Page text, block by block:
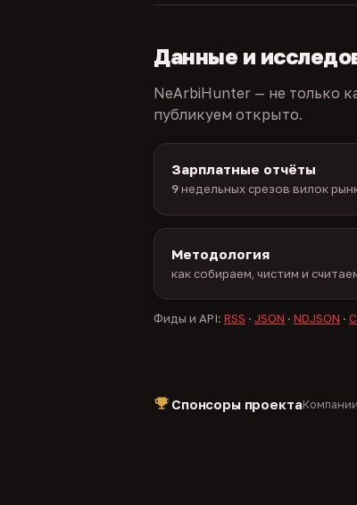
Данные и
NeArbiHunter — не только
публикуем открыто.
Зарплатные отчёты
9недельных срезов вилок
Методология
как собираем, чистим и
Фиды и API: RSS · JSON · NDJSON ·
Спонсоры проекта